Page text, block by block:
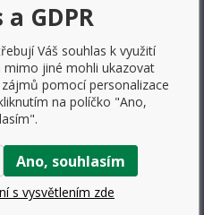
- Tuning shop,
Všechny práva vyhrazené.
GDPR
Váš souhlas k využití
mimo jiné mohli ukazovat
pomocí personalizace
na políčko "Ano,
Ano, souhlasím
s vysvětlením zde